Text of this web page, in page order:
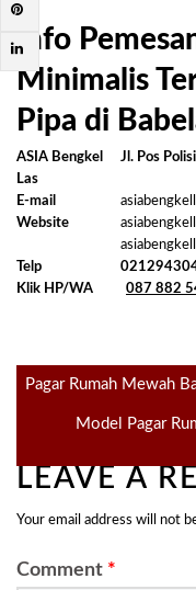
Info
Minimalis
Pipa di
ASIA Bengkel
Las
Jl. Pos
E-mail
Website
Telp
Klik HP/WA
087 882
Post
navigation
Pagar Rumah Mewah
Model Pagar
LEAVE A
Your email address will not
Comment *